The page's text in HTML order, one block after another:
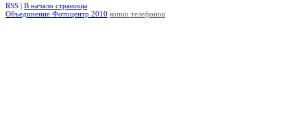
RSS | В начало страницы
Объединение Фотоцентр 2010 копии телефонов